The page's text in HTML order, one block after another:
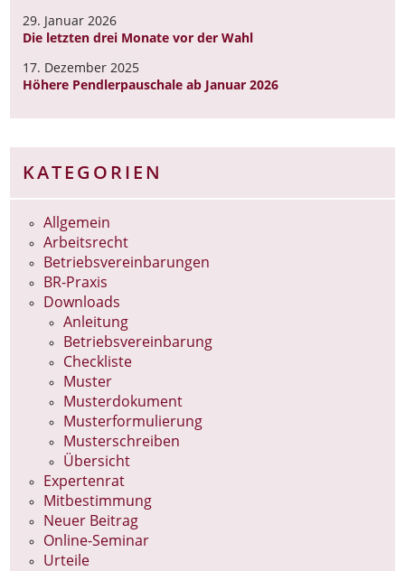
29. Januar 2026
Die letzten drei Monate vor der Wahl
17. Dezember 2025
Höhere Pendlerpauschale ab Januar 2026
KATEGORIEN
Allgemein
Arbeitsrecht
Betriebsvereinbarungen
BR-Praxis
Downloads
Anleitung
Betriebsvereinbarung
Checkliste
Muster
Musterdokument
Musterformulierung
Musterschreiben
Übersicht
Expertenrat
Mitbestimmung
Neuer Beitrag
Online-Seminar
Urteile